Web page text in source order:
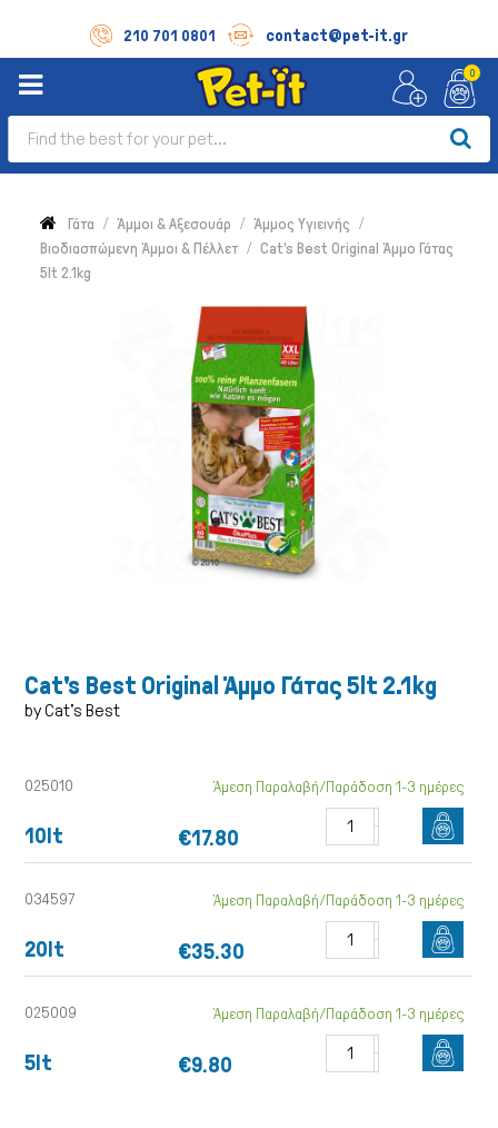
210 701 0801 contact@pet-it.gr
Σκύλος
0
Γάτα Άμμοι & Αξεσουάρ
Άμμος Υγιεινής
Βιοδιασπώμενη Άμμοι & Πέλλετ
Cat's Best Original Άμμο Γάτας
5lt 2.1kg
Cat's Best Original Άμμο Γάτας 5lt 2.1kg
by Cat's Best
10lt
025010 Άμεση Παραλαβή/Παράδοση 1-3 ημέρες
€17.80
20lt
034597 Άμεση Παραλαβή/Παράδοση 1-3 ημέρες
€35.30
5lt
025009 Άμεση Παραλαβή/Παράδοση 1-3 ημέρες
€9.80